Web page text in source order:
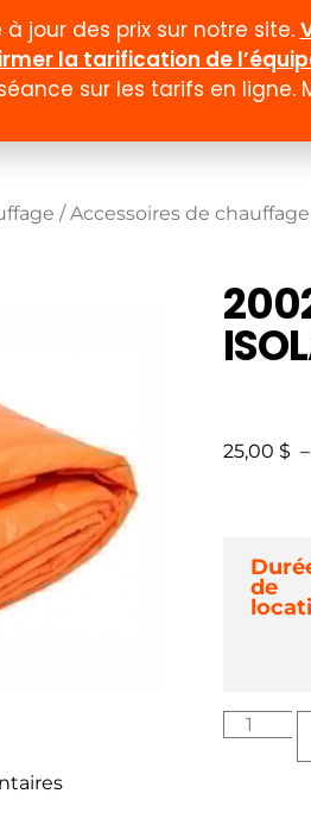
Formulaires
/Accessoires de chauffage
25,00 $ –
de
jour des prix sur notre site.
la tarification de
sur les tarifs en ligne.